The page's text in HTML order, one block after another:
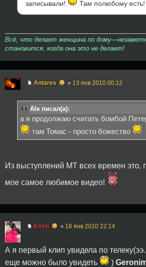
записывали! Там полюбому есть!
Всё, что делает женщина по
становится, когда она это не делает!
Antares ☻ » 13 янв 2010 00:12
Ale писал(а):
а я продолжаю считать бомбой
там Томас - просто божество
Из выступлений МТ всех времен это,
мое самое любимое видео!
Kiren ☻ » 18 янв 2010 22:14
А я первый клип увидела по
еще можно было увидеть
)